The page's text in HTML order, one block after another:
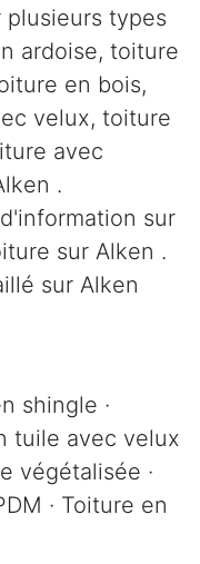
types
ardoise, toiture
en bois,
velux, toiture
avec
.
sur
sur Alken .
sur Alken
shingle ·
tuile avec velux
végétalisée ·
· Toiture en